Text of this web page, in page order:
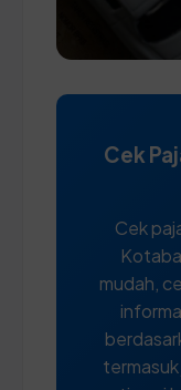
Cek
Cek
mudah,